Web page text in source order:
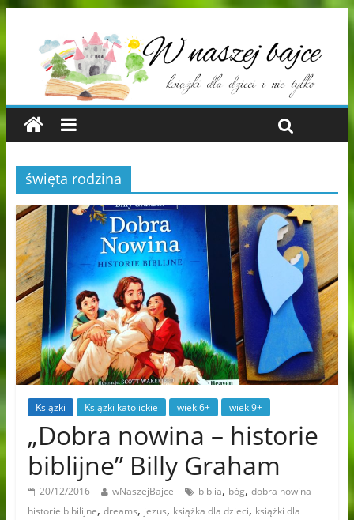
święta rodzina
Książki Książki katolickie wiek 6+ wiek 9+
„Dobra nowina – historie
biblijne” Billy Graham
20/12/2016 wNaszejBajce biblia, bóg, dobra nowina
historie bibilijne, dreams, jezus, książka dla dzieci, książki dla